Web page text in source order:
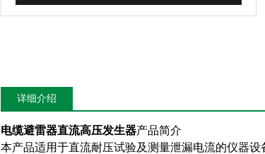
详细介绍
电缆避雷器直流高压发生器产品简介
本产品适用于直流耐压试验及测量泄漏电流的仪器